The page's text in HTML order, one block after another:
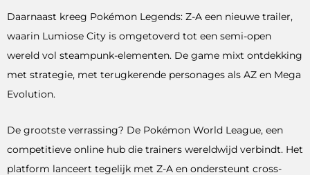
Daarnaast kreeg Pokémon Legends: Z-A een nieuwe trailer,
waarin Lumiose City is omgetoverd tot een semi-open
wereld vol steampunk-elementen. De game mixt ontdekking
met strategie, met terugkerende personages als AZ en Mega
Evolution.
De grootste verrassing? De Pokémon World League, een
competitieve online hub die trainers wereldwijd verbindt. Het
platform lanceert tegelijk met Z-A en ondersteunt cross-